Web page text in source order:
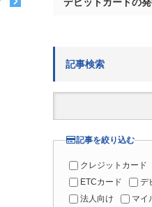
デビットカードの
記事検索
検
記事を絞り込む
クレジットカード
ETCカード
デ
法人向け
マイ